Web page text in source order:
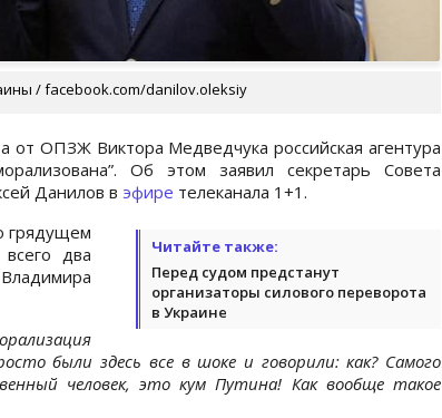
/ facebook.com/danilov.oleksiy
от ОПЗЖ Виктора Медведчука российская агентура
Об этом заявил секретарь Совета
Данилов в эфире телеканала 1+1.
Читайте также:
Перед судом предстанут
организаторы силового переворота
в Украине
грядущем
два
были здесь все в шоке и говорили: как? Самого
человек, это кум Путина! Как вообще такое